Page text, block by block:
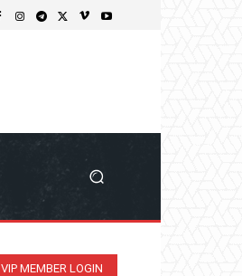
VIP MEMBER LOGIN